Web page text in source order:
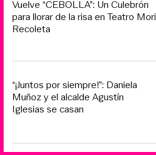
Vuelve “CEBOLLA”: Un Culebrón
para llorar de la risa en Teatro Mori
Recoleta
“¡Juntos por siempre!”: Daniela
Muñoz y el alcalde Agustín
Iglesias se casan